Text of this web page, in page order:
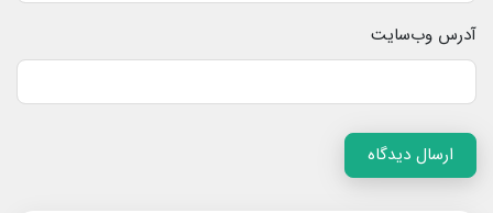
آدرس وب‌سایت
ارسال دیدگاه